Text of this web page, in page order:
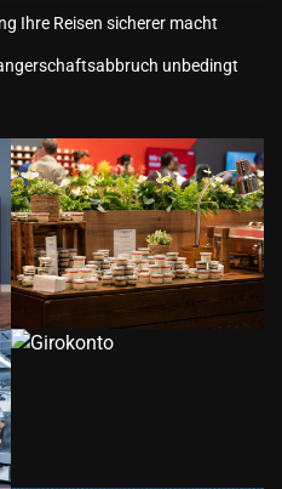
Ihre Reisen sicherer macht
unbedingt